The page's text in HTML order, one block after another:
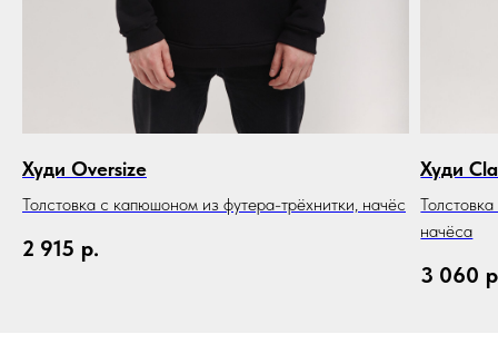
Худи Oversize
Толстовка с капюшоном из футера-трёхнитки, начёс
2 915 р.
Худи
начёса
3 060